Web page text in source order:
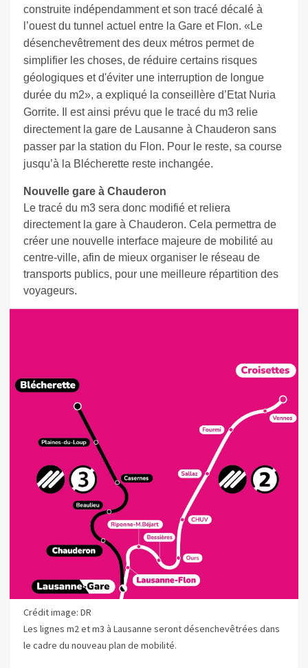
construite indépendamment et son tracé décalé à
l’ouest du tunnel actuel entre la Gare et Flon. «Le
désenchevêtrement des deux métros permet de
simplifier les choses, de réduire certains risques
géologiques et d'éviter une interruption de longue
durée du m2», a expliqué la conseillère d’Etat Nuria
Gorrite. Il est ainsi prévu que le tracé du m3 relie
directement la gare de Lausanne à Chauderon sans
passer par la station du Flon. Pour le reste, sa course
jusqu’à la Blécherette reste inchangée.
Nouvelle gare à Chauderon
Le tracé du m3 sera donc modifié et reliera
directement la gare à Chauderon. Cela permettra de
créer une nouvelle interface majeure de mobilité au
centre-ville, afin de mieux organiser le réseau de
transports publics, pour une meilleure répartition des
voyageurs.
Crédit image: DR
Les lignes m2 et m3 à Lausanne seront désenchevêtrées dans
le cadre du nouveau plan de mobilité.